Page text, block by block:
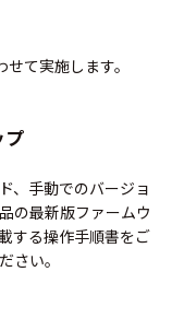
て実施します。
プ
、手動でのバージョ
の最新版ファームウ
する操作手順書をご
さい。